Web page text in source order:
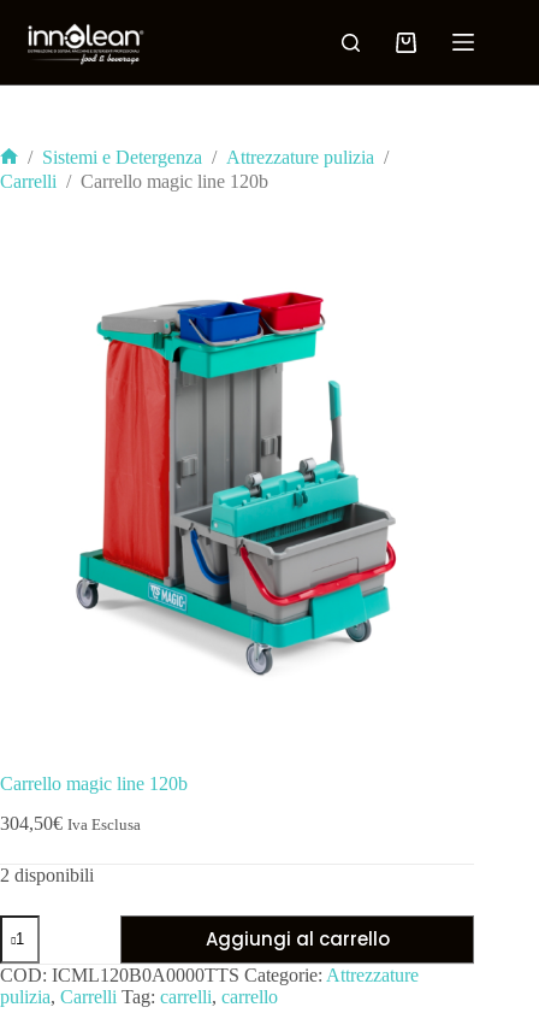
/ Sistemi e Detergenza / Attrezzature pulizia /
Carrelli / Carrello magic line 120b
Carrello magic line 120b
304,50€ Iva Esclusa
2 disponibili
Aggiungi al carrello
COD: ICML120B0A0000TTS Categorie: Attrezzature
pulizia, Carrelli Tag: carrelli, carrello